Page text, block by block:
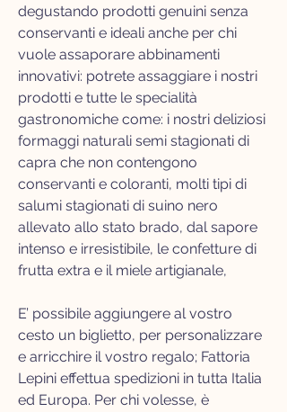
degustando prodotti genuini senza
conservanti e ideali anche per chi
vuole assaporare abbinamenti
innovativi: potrete assaggiare i nostri
prodotti e tutte le specialità
gastronomiche come: i nostri deliziosi
formaggi naturali semi stagionati di
capra che non contengono
conservanti e coloranti, molti tipi di
salumi stagionati di suino nero
allevato allo stato brado, dal sapore
intenso e irresistibile, le confetture di
frutta extra e il miele artigianale,
E’ possibile aggiungere al vostro
cesto un biglietto, per personalizzare
e arricchire il vostro regalo; Fattoria
Lepini effettua spedizioni in tutta Italia
ed Europa. Per chi volesse, è